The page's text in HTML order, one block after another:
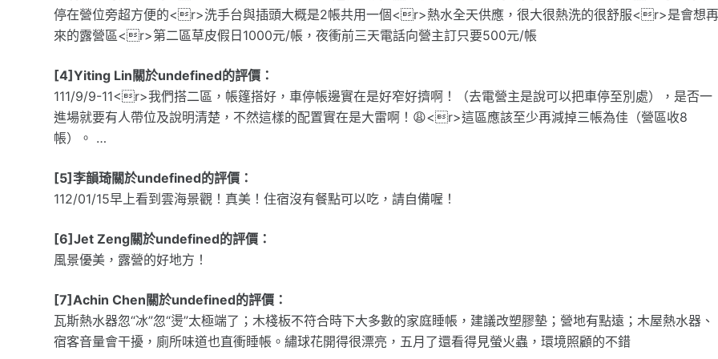
停在營位旁超方便的<r>洗手台與插頭大概是2帳共用一個<r>熱水全天供應，很大很熱洗的很舒服<r>是會想再
來的露營區<r>第二區草皮假日1000元/帳，夜衝前三天電話向營主訂只要500元/帳
[4]Yiting Lin關於undefined的評價：
111/9/9-11<r>我們搭二區，帳篷搭好，車停帳邊實在是好窄好擠啊！（去電營主是說可以把車停至別處），是否一
進場就要有人帶位及說明清楚，不然這樣的配置實在是大雷啊！😩<r>這區應該至少再減掉三帳為佳（營區收8
帳）。 …
[5]李韻琦關於undefined的評價：
112/01/15早上看到雲海景觀！真美！住宿沒有餐點可以吃，請自備喔！
[6]Jet Zeng關於undefined的評價：
風景優美，露營的好地方！
[7]Achin Chen關於undefined的評價：
瓦斯熱水器忽“冰”忽“燙”太極端了；木棧板不符合時下大多數的家庭睡帳，建議改塑膠墊；營地有點遠；木屋熱水器、
宿客音量會干擾，廁所味道也直衝睡帳。繡球花開得很漂亮，五月了還看得見螢火蟲，環境照顧的不錯